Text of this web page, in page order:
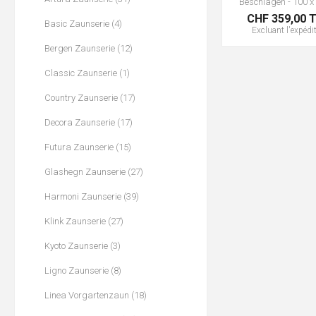
CHF 359,00
Excluant
Basic Zaunserie (4)
Bergen Zaunserie (12)
Classic Zaunserie (1)
Country Zaunserie (17)
Decora Zaunserie (17)
Futura Zaunserie (15)
Glashegn Zaunserie (27)
Harmoni Zaunserie (39)
Klink Zaunserie (27)
Kyoto Zaunserie (3)
Ligno Zaunserie (8)
Linea Vorgartenzaun (18)